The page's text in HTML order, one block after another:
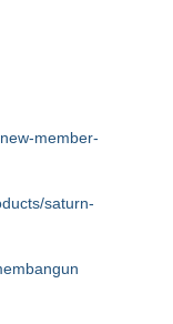
member-
saturn-